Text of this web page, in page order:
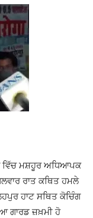
ਵਿੱਚ ਮਸ਼ਹੂਰ ਅਧਿਆਪਕ
ਰਾਤ ਕਥਿਤ ਹਮਲੇ
ਹਾਟ ਸਥਿਤ ਕੋਚਿੰਗ
ਗਾਰਡ ਜ਼ਖ਼ਮੀ ਹੋ